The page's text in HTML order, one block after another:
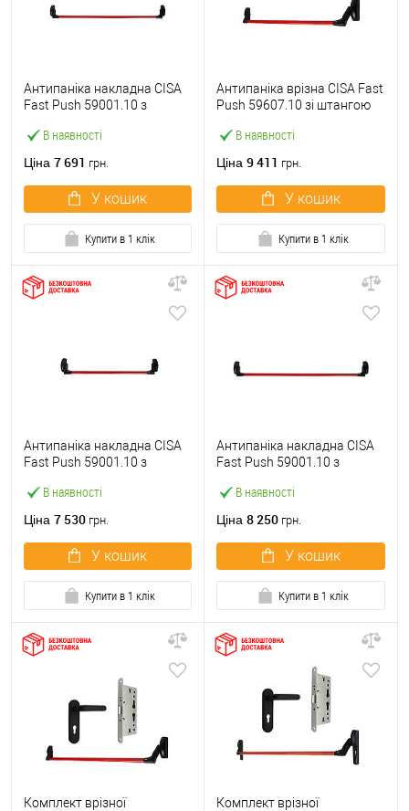
В наявності
Антипаніка накладна CISA
Fast Push 59001.10 з
мм червона
Ціна 7 691 грн.
У кошик
Купити в 1 клік
В наявності
Антипаніка врізна CISA Fast
Push 59607.10 зі штангою
Ціна 9 411 грн.
У кошик
Купити в 1 клік
В наявності
Антипаніка накладна CISA
Fast Push 59001.10 з
червона
Ціна 7 530 грн.
У кошик
Купити в 1 клік
В наявності
Антипаніка накладна CISA
Fast Push 59001.10 з
мм червона
Ціна 8 250 грн.
У кошик
Купити в 1 клік
Комплект врізної
Комплект врізної